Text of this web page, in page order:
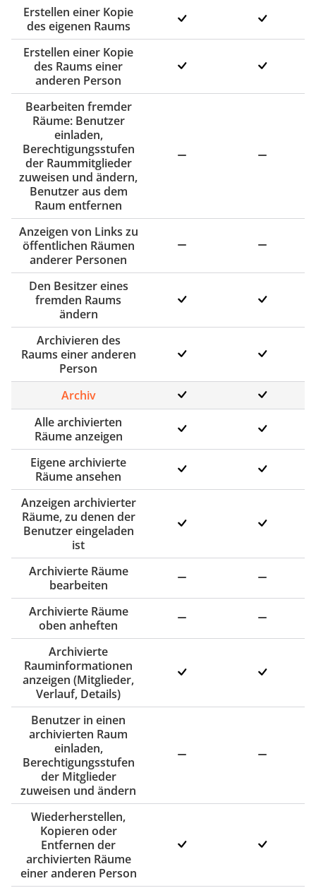
Erstellen einer Kopie
des eigenen Raums
Erstellen einer Kopie
des Raums einer
anderen Person
Bearbeiten fremder
Räume: Benutzer
einladen,
Berechtigungsstufen
der Raummitglieder
zuweisen und ändern,
Benutzer aus dem
Raum entfernen
Anzeigen von Links zu
öffentlichen Räumen
anderer Personen
Den Besitzer eines
fremden Raums
ändern
Archivieren des
Raums einer anderen
Person
Archiv
Alle archivierten
Räume anzeigen
Eigene archivierte
Räume ansehen
Anzeigen archivierter
Räume, zu denen der
Benutzer eingeladen
ist
Archivierte Räume
bearbeiten
Archivierte Räume
oben anheften
Archivierte
Rauminformationen
anzeigen (Mitglieder,
Verlauf, Details)
Benutzer in einen
archivierten Raum
einladen,
Berechtigungsstufen
der Mitglieder
zuweisen und ändern
Wiederherstellen,
Kopieren oder
Entfernen der
archivierten Räume
einer anderen Person